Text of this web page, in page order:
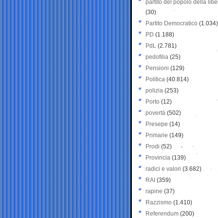
partito del popolo della
(30)
Partito Democratico (1.034)
PD (1.188)
PdL (2.781)
pedofilia (25)
Pensioni (129)
Politica (40.814)
polizia (253)
Porto (12)
povertà (502)
Presepe (14)
Primarie (149)
Prodi (52)
Provincia (139)
radici e valori (3.682)
RAI (359)
rapine (37)
Razzismo (1.410)
Referendum (200)